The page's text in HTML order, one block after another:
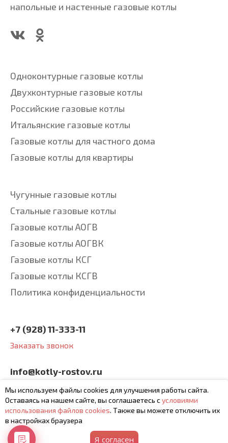
напольные и настенные газовые котлы
Одноконтурные газовые котлы
Двухконтурные газовые котлы
Российские газовые котлы
Итальянские газовые котлы
Газовые котлы для частного дома
Газовые котлы для квартиры
Чугунные газовые котлы
Стальные газовые котлы
Газовые котлы АОГВ
Газовые котлы АОГВК
Газовые котлы КСГ
Газовые котлы КСГВ
Политика конфиденциальности
+7 (928) 11-333-11
Заказать звонок
info@kotly-rostov.ru
будем рады вашим
письмам
Мы используем файлы cookies для улучшения работы сайта.
Оставаясь на нашем сайте, вы соглашаетесь сусловиями
использования файлов cookies. Также вы можете отключить их
в настройках браузера
Я согласен